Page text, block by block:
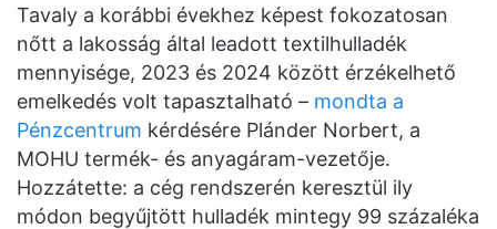
Tavaly a korábbi évekhez képest fokozatosan
nőtt a lakosság által leadott textilhulladék
mennyisége, 2023 és 2024 között érzékelhető
emelkedés volt tapasztalható – mondta a
Pénzcentrum kérdésére Plánder Norbert, a
MOHU termék- és anyagáram-vezetője.
Hozzátette: a cég rendszerén keresztül ily
módon begyűjtött hulladék mintegy 99 százaléka